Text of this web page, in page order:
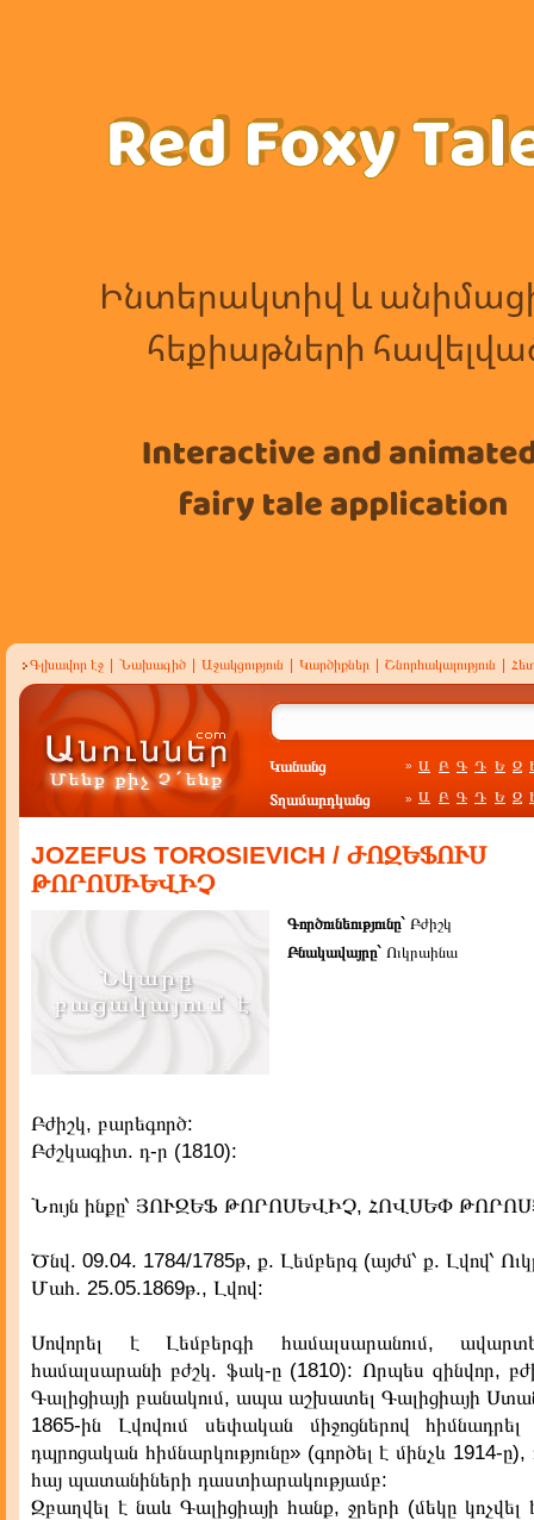
Գլխավոր էջ Նախագիծ Աջակցություն Կարծիքներ Շնորհակալություն
Կանանց » Ա Բ Գ Դ Ե Զ
Տղամարդկանց » Ա Բ Գ Դ Ե Զ
JOZEFUS TOROSIEVICH / ԺՈԶԵՖՈՒՍ
ԹՈՐՈՍԻԵՎԻՉ
Գործունեությունը` Բժիշկ
Բնակավայրը` Ուկրաինա
Բժիշկ, բարեգործ:
Բժշկագիտ. դ-ր (1810):
Նույն ինքը՝ ՅՈՒԶԵՖ ԹՈՐՈՍԵՎԻՉ, ՀՈՎՍԵՓ
Ծնվ. 09.04. 1784/1785թ, ք. Լեմբերգ (այժմ՝ ք. Լվով՝
Մահ. 25.05.1869թ., Լվով:
Սովորել է Լեմբերգի համալսարանում,
համալսարանի բժշկ. ֆակ-ը (1810): Որպես զինվոր,
Գալիցիայի բանակում, ապա աշխատել Գալիցիայի
1865-ին Լվովում սեփական միջոցներով
դպրոցական հիմնարկությունը» (գործել է մինչև 1914-
հայ պատանիների դաստիարակությամբ:
Զբաղվել է նաև Գալիցիայի հանք, ջրերի (մեկը